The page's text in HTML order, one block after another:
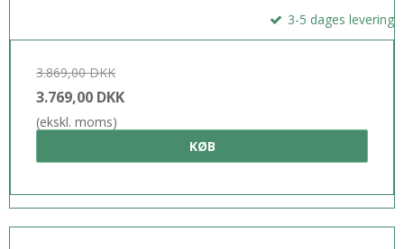
3-5 dages levering
3.869,00 DKK
3.769,00 DKK
(ekskl. moms)
KØB